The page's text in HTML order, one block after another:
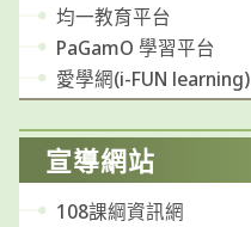
均一教育平台
PaGamO 學習平台
愛學網(i-FUN learning)
宣導網站
108課綱資訊網